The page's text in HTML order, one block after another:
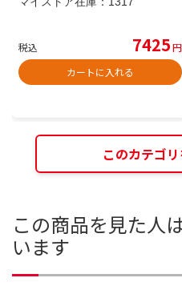
税込 7425円
カートに入れる
このカテゴ
この商品を見た人
います